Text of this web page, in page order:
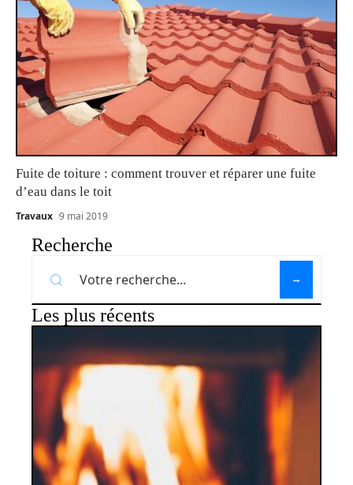
Fuite de toiture : comment trouver et réparer une fuite
d’eau dans le toit
Travaux 9 mai 2019
Recherche
Les plus récents